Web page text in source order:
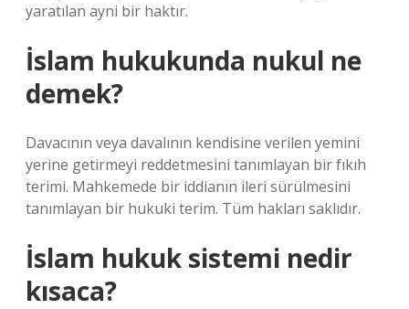
yaratılan ayni bir haktır.
İslam hukukunda nukul ne
demek?
Davacının veya davalının kendisine verilen yemini
yerine getirmeyi reddetmesini tanımlayan bir fıkıh
terimi. Mahkemede bir iddianın ileri sürülmesini
tanımlayan bir hukuki terim. Tüm hakları saklıdır.
İslam hukuk sistemi nedir
kısaca?